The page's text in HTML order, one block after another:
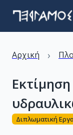
Αρχική ›
Διπλωματική